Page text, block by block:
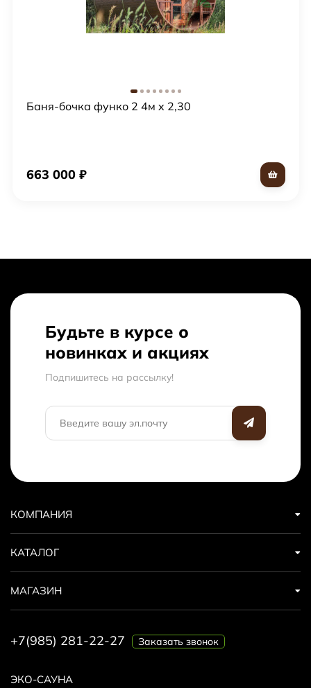
Баня-бочка функо 2 4м x 2,30
663 000 ₽
Будьте в курсе о
новинках и акциях
Подпишитесь на рассылкy!
ЭКО-САУНА
КОМПАНИЯ
КАТАЛОГ
МАГАЗИН
+7(985) 281-22-27 Заказать звонок